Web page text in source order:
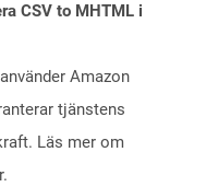
CSV to MHTML i
Amazon
tjänstens
Läs mer om